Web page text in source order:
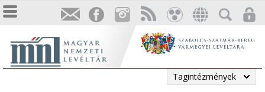
Tagintézmények